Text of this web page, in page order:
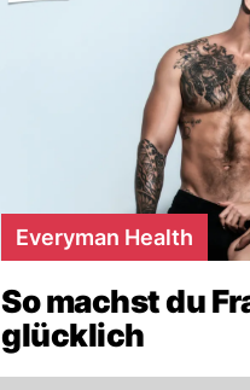
Everyman Health
So machst du
glücklich